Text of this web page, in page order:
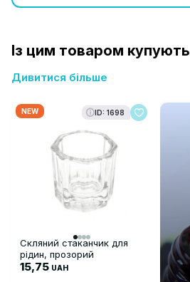
Із цим товаром купують
Дивитися більше
NEW ID: 1698
Скляний стаканчик для
рідин, прозорий
15,75 UAH